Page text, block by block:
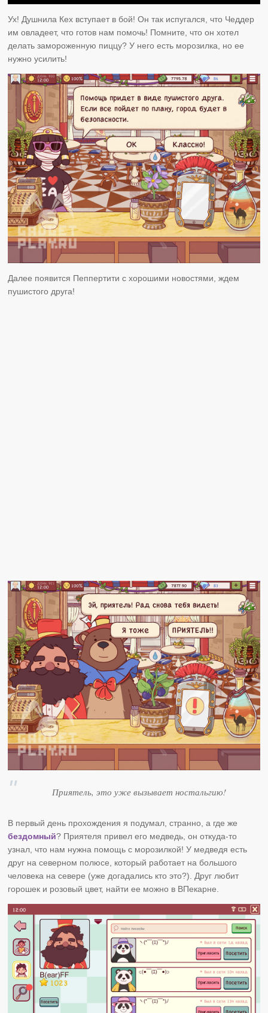
Ух! Душнила Кех вступает в бой! Он так испугался, что Чеддер
им овладеет, что готов нам помочь! Помните, что он хотел
делать замороженную пиццу? У него есть морозилка, но ее
нужно усилить!
Далее появится Пеппертити с хорошими новостями, ждем
пушистого друга!
Приятель, это уже вызывает ностальгию!
В первый день прохождения я подумал, странно, а где же
бездомный? Приятеля привел его медведь, он откуда-то
узнал, что нам нужна помощь с морозилкой! У медведя есть
друг на северном полюсе, который работает на большого
человека на севере (уже догадались кто это?). Друг любит
горошек и розовый цвет, найти ее можно в ВПекарне.